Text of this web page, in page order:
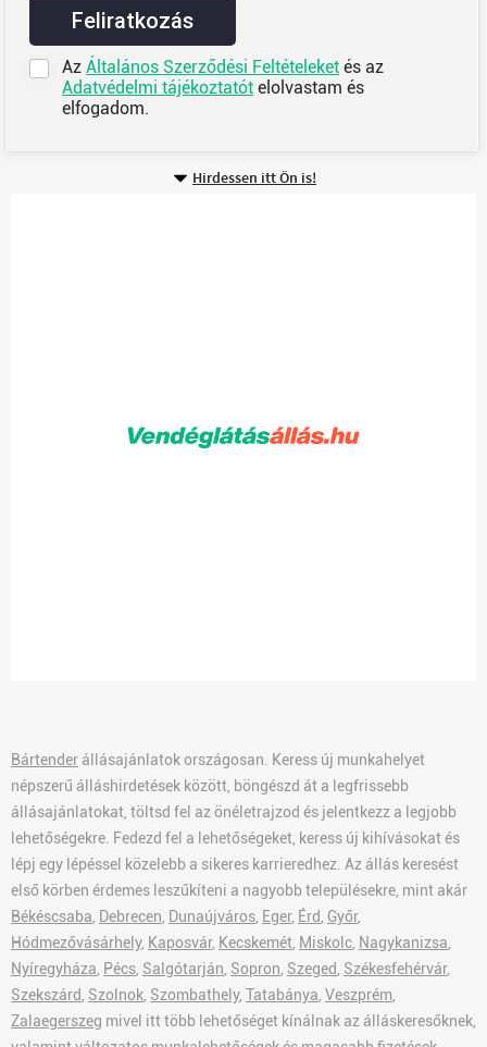
Feliratkozás
AzÁltalános Szerződési Feltételeket és az
Adatvédelmi tájékoztatót elolvastam és
elfogadom.
Hirdessen itt Ön is!
Bártender állásajánlatok országosan. Keress új munkahelyet
népszerű álláshirdetések között, böngészd át a legfrissebb
állásajánlatokat, töltsd fel az önéletrajzod és jelentkezz a legjobb
lehetőségekre. Fedezd fel a lehetőségeket, keress új kihívásokat és
lépj egy lépéssel közelebb a sikeres karrieredhez. Az állás keresést
első körben érdemes leszűkíteni a nagyobb településekre, mint akár
Békéscsaba Debrecen Dunaújváros Eger, Érd Győr,
Hódmezővásárhely, Kaposvár, Kecskemét Miskolc Nagykanizsa
Nyíregyháza Pécs Salgótarján Sopron Szeged Székesfehérvár,
Szekszárd Szolnok Szombathely, Tatabánya Veszprém
Zalaegerszeg mivel itt több lehetőséget kínálnak az álláskeresőknek,